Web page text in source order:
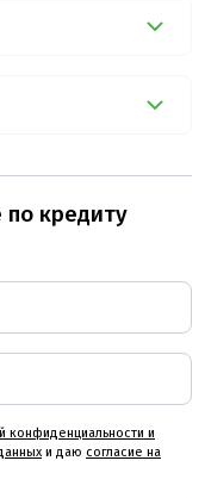
кредиту
конфиденциальности и
и даю согласие на